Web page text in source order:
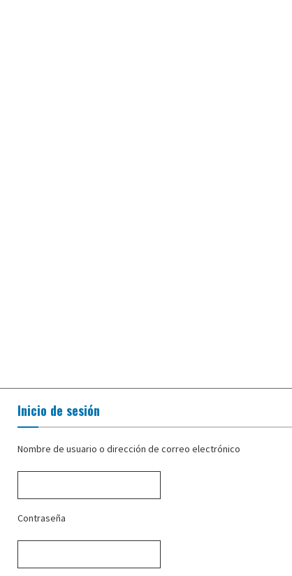
Inicio de sesión
Nombre de usuario o dirección de correo electrónico
Contraseña